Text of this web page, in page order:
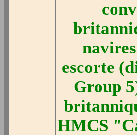
escorte
Group
HMCS